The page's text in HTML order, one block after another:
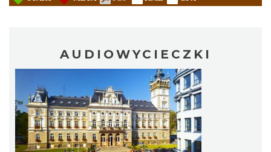
AUDIOWYCIECZKI